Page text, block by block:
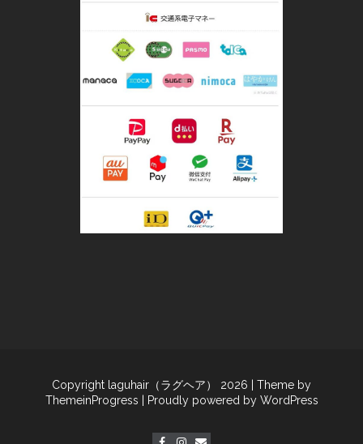
Copyright laguhair（ラグヘア） 2026
| Theme by
ThemeinProgress
| Proudly powered by WordPress